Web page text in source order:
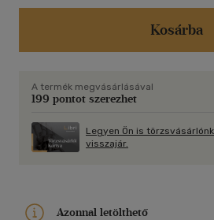
Kosárba
A termék megvásárlásával
199 pontot szerezhet
Legyen Ön is
visszajár.
Azonnal letölthető